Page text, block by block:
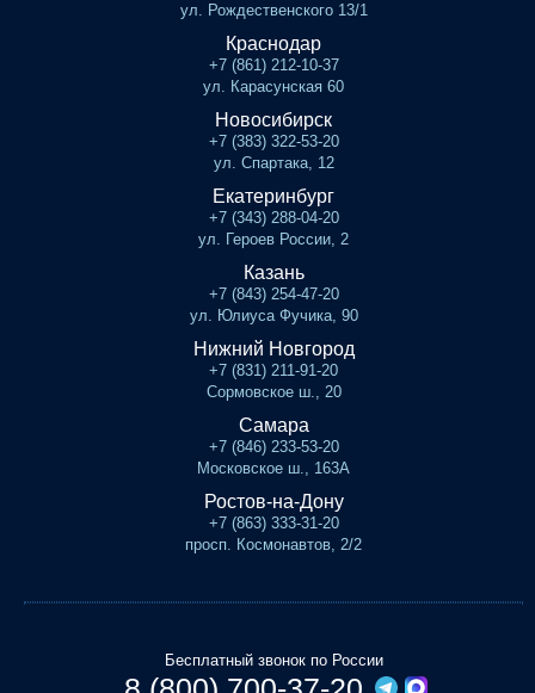
ул. Рождественского 13/1
Краснодар
+7 (861) 212-10-37
ул. Карасунская 60
Новосибирск
+7 (383) 322-53-20
ул. Спартака, 12
Екатеринбург
+7 (343) 288-04-20
ул. Героев России, 2
Казань
+7 (843) 254-47-20
ул. Юлиуса Фучика, 90
Нижний Новгород
+7 (831) 211-91-20
Сормовское ш., 20
Самара
+7 (846) 233-53-20
Московское ш., 163А
Ростов-на-Дону
+7 (863) 333-31-20
просп. Космонавтов, 2/2
Бесплатный звонок по России